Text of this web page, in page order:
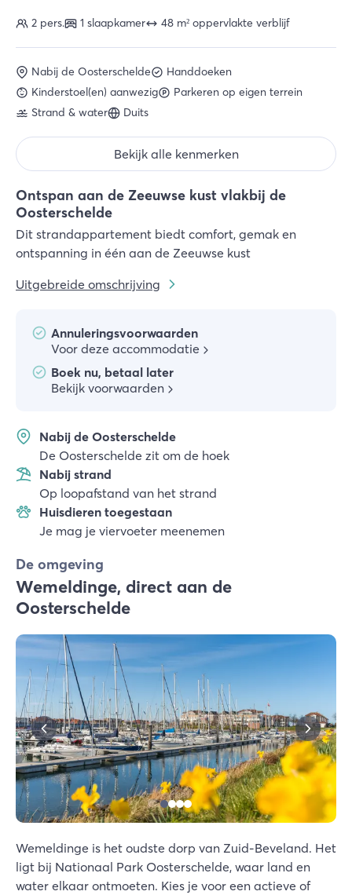
Ontspan aan de Zeeuwse kust vlakbij de
Oosterschelde
Dit strandappartement biedt comfort, gemak en
ontspanning in één aan de Zeeuwse kust
Uitgebreide omschrijving
Annuleringsvoorwaarden
Voor deze accommodatie
Boek nu, betaal later
Bekijk voorwaarden
Nabij de Oosterschelde
De Oosterschelde zit om de hoek
Nabij strand
Op loopafstand van het strand
Huisdieren toegestaan
Je mag je viervoeter meenemen
Nabij de Oosterschelde
Handdoeken
Kinderstoel(en) aanwezig
Parkeren op eigen terrein
Strand & water
Duits
Bekijk alle kenmerken
2 pers. 1 slaapkamer 48 m² oppervlakte verblijf
De omgeving
Wemeldinge, direct aan de
Oosterschelde
Wemeldinge is het oudste dorp van Zuid-Beveland. Het
ligt bij Nationaal Park Oosterschelde, waar land en
water elkaar ontmoeten. Kies je voor een actieve of